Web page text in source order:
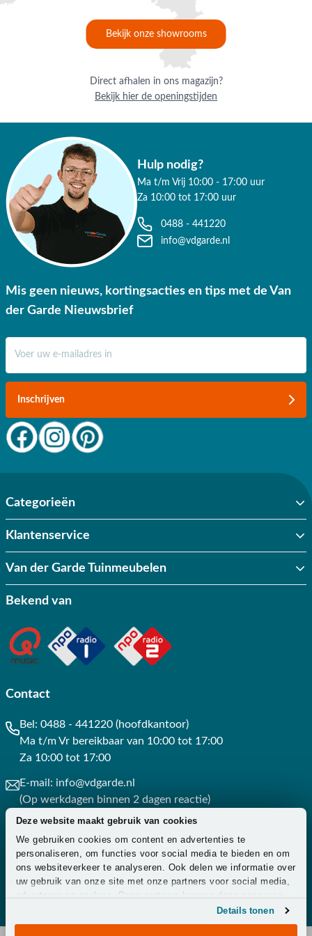
Deze website maakt gebruik van cookies
We gebruiken cookies om content en advertenties te
personaliseren, om functies voor social media te bieden en om
ons websiteverkeer te analyseren. Ook delen we informatie over
uw gebruik van onze site met onze partners voor social media,
adverteren en analyse. Deze partners kunnen deze gegevens
combineren met andere informatie die u aan ze heeft verstrekt
of die ze hebben verzameld op basis van uw gebruik van hun
Details tonen
✔ 9.4/10 uit 19.500+ klantbeoordelingen
✔ Gratis verzending vanaf €50,-
✔ 3 fysieke showrooms
Bekijk onze showrooms
Direct afhalen in ons magazijn?
Bekijk hier de openingstijden
Hulp nodig?
Ma t/m Vrij 10:00 - 17:00 uur
Za 10:00 tot 17:00 uur
0488 - 441220
info@vdgarde.nl
Mis geen nieuws, kortingsacties en tips met de Van
der Garde Nieuwsbrief
Inschrijven
Categorieën
Klantenservice
Van der Garde Tuinmeubelen
Bekend van
Contact
Bel: 0488 - 441220 (hoofdkantoor)
Ma t/m Vr bereikbaar van 10:00 tot 17:00
Za 10:00 tot 17:00
E-mail: info@vdgarde.nl
(Op werkdagen binnen 2 dagen reactie)
Whatsapp: 0488441220
(Op werkdagen binnen 3 uur reactie)